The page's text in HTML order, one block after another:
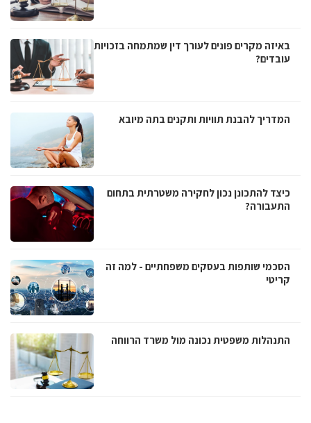
באיזה מקרים פונים לעורך דין שמתמחה בזכויות
עובדים?
המדריך להבנת תוויות ותקנים בתה מיובא
כיצד להתכונן נכון לחקירה משטרתית בתחום
התעבורה?
הסכמי שותפות בעסקים משפחתיים - למה זה
קריטי
התנהלות משפטית נכונה מול משרד הרווחה